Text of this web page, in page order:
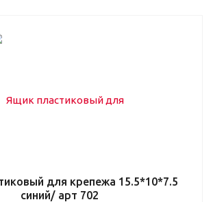
для крепежа 15.5*10*7.5
синий/ арт 702